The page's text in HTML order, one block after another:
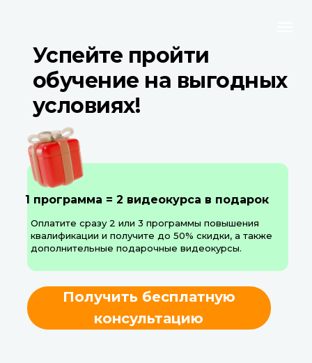
Успейте пройти
обучение на выгодных
условиях!
Получить бесплатную
консультацию
1 программа = 2 видеокурса в подарок
Оплатите сразу 2 или 3 программы повышения
квалификации и получите до 50% скидки, а также
дополнительные подарочные видеокурсы.